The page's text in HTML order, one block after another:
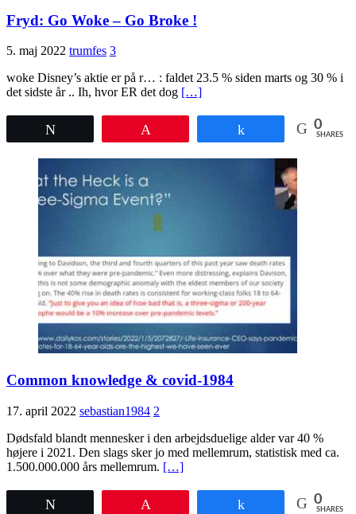
Fryd: Go Woke – Go Broke !
5. maj 2022 trumfes 3
woke Disney’s aktie er på r… : faldet 23.5 % siden marts og 30 % i
det sidste år .. Ih, hvor ER det dog […]
0
SHARES
Common knowledge & covid-1984
17. april 2022 sebastian1984 2
Dødsfald blandt mennesker i den arbejdsduelige alder var 40 %
højere i 2021. Den slags sker jo med mellemrum, statistisk med ca.
1.500.000.000 års mellemrum. […]
0
SHARES